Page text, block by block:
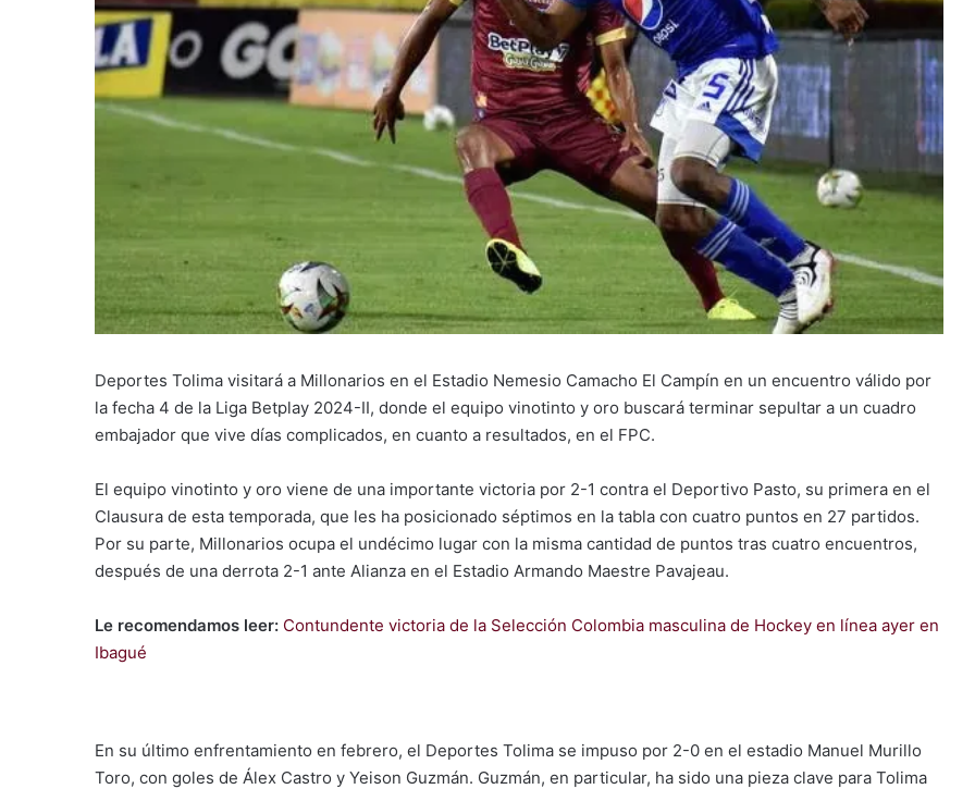
Deportes Tolima visitará a Millonarios en el Estadio Nemesio Camacho El Campín en un encuentro válido por
la fecha 4 de la Liga Betplay 2024-II, donde el equipo vinotinto y oro buscará terminar sepultar a un cuadro
embajador que vive días complicados, en cuanto a resultados, en el FPC.
El equipo vinotinto y oro viene de una importante victoria por 2-1 contra el Deportivo Pasto, su primera en el
Clausura de esta temporada, que les ha posicionado séptimos en la tabla con cuatro puntos en 27 partidos.
Por su parte, Millonarios ocupa el undécimo lugar con la misma cantidad de puntos tras cuatro encuentros,
después de una derrota 2-1 ante Alianza en el Estadio Armando Maestre Pavajeau.
Le recomendamos leer: Contundente victoria de la Selección Colombia masculina de Hockey en línea ayer en
Ibagué
En su último enfrentamiento en febrero, el Deportes Tolima se impuso por 2-0 en el estadio Manuel Murillo
Toro, con goles de Álex Castro y Yeison Guzmán. Guzmán, en particular, ha sido una pieza clave para Tolima